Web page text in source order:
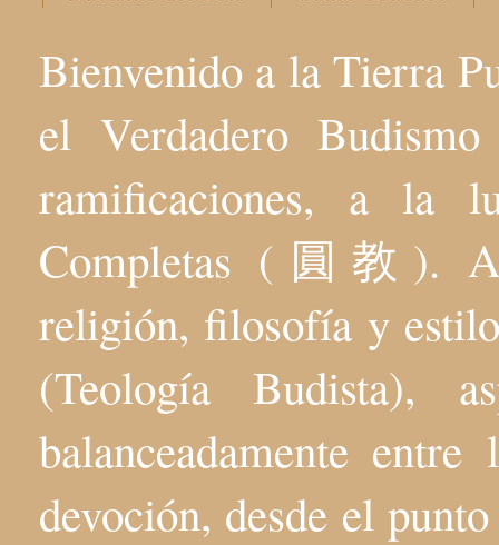
Bienvenido a la Tierra
el Verdadero
ramificaciones, a la
Completas (圓教).
religión, filosofía y
(Teología Budista),
balanceadamente
devoción, desde el